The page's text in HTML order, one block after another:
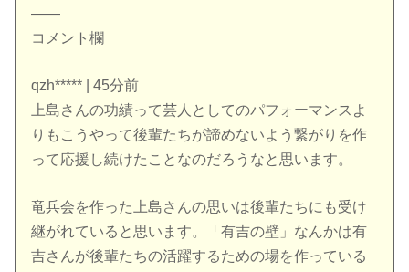
——
コメント欄
qzh***** | 45分前
上島さんの功績って芸人としてのパフォーマンスよ
りもこうやって後輩たちが諦めないよう繋がりを作
って応援し続けたことなのだろうなと思います。
竜兵会を作った上島さんの思いは後輩たちにも受け
継がれていると思います。「有吉の壁」なんかは有
吉さんが後輩たちの活躍するための場を作っている